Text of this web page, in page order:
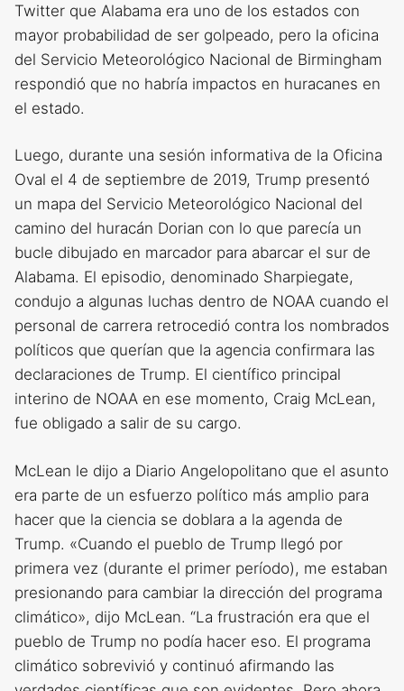
Twitter que Alabama era uno de los estados con
mayor probabilidad de ser golpeado, pero la oficina
del Servicio Meteorológico Nacional de Birmingham
respondió que no habría impactos en huracanes en
el estado.
Luego, durante una sesión informativa de la Oficina
Oval el 4 de septiembre de 2019, Trump presentó
un mapa del Servicio Meteorológico Nacional del
camino del huracán Dorian con lo que parecía un
bucle dibujado en marcador para abarcar el sur de
Alabama. El episodio, denominado Sharpiegate,
condujo a algunas luchas dentro de NOAA cuando el
personal de carrera retrocedió contra los nombrados
políticos que querían que la agencia confirmara las
declaraciones de Trump. El científico principal
interino de NOAA en ese momento, Craig McLean,
fue obligado a salir de su cargo.
McLean le dijo a Diario Angelopolitano que el asunto
era parte de un esfuerzo político más amplio para
hacer que la ciencia se doblara a la agenda de
Trump. «Cuando el pueblo de Trump llegó por
primera vez (durante el primer período), me estaban
presionando para cambiar la dirección del programa
climático», dijo McLean. “La frustración era que el
pueblo de Trump no podía hacer eso. El programa
climático sobrevivió y continuó afirmando las